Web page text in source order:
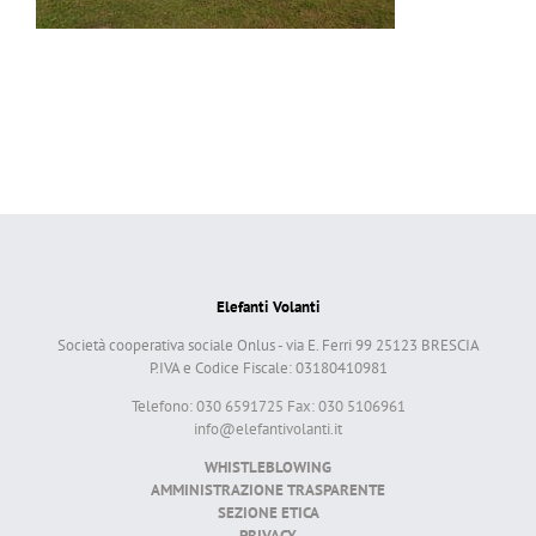
Elefanti Volanti
Società cooperativa sociale Onlus - via E. Ferri 99 25123 BRESCIA
P.IVA e Codice Fiscale: 03180410981
Telefono: 030 6591725 Fax: 030 5106961
info@elefantivolanti.it
WHISTLEBLOWING
AMMINISTRAZIONE TRASPARENTE
SEZIONE ETICA